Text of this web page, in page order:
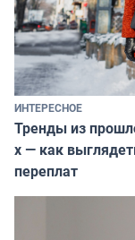
ИНТЕРЕСНОЕ
Тренды из
х — как
переплат